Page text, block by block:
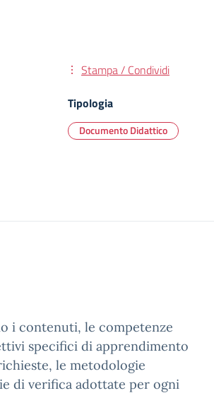
Stampa / Condividi
Tipologia
Documento Didattico
i contenuti, le competenze
specifici di apprendimento
le metodologie
di verifica adottate per ogni